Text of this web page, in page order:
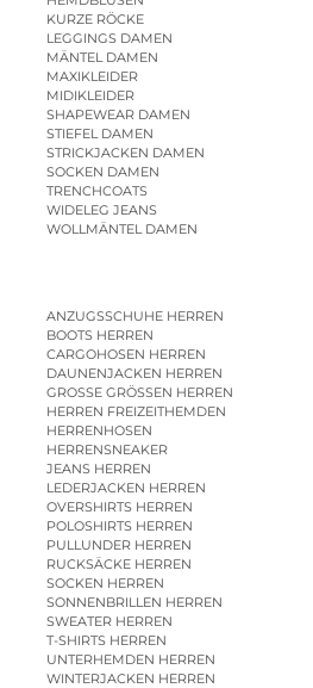
KURZE RÖCKE
LEGGINGS DAMEN
MÄNTEL DAMEN
MAXIKLEIDER
MIDIKLEIDER
SHAPEWEAR DAMEN
STIEFEL DAMEN
STRICKJACKEN DAMEN
SOCKEN DAMEN
TRENCHCOATS
WIDELEG JEANS
WOLLMÄNTEL DAMEN
ANZUGSSCHUHE HERREN
BOOTS HERREN
CARGOHOSEN HERREN
DAUNENJACKEN HERREN
GROSSE GRÖSSEN HERREN
HERREN FREIZEITHEMDEN
HERRENHOSEN
HERRENSNEAKER
JEANS HERREN
LEDERJACKEN HERREN
OVERSHIRTS HERREN
POLOSHIRTS HERREN
PULLUNDER HERREN
RUCKSÄCKE HERREN
SOCKEN HERREN
SONNENBRILLEN HERREN
SWEATER HERREN
T-SHIRTS HERREN
UNTERHEMDEN HERREN
WINTERJACKEN HERREN